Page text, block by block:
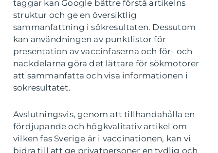
taggar kan Google bättre förstå artikelns
struktur och ge en översiktlig
sammanfattning i sökresultaten. Dessutom
kan användningen av punktlistor för
presentation av vaccinfaserna och för- och
nackdelarna göra det lättare för sökmotorer
att sammanfatta och visa informationen i
sökresultatet.
Avslutningsvis, genom att tillhandahålla en
fördjupande och högkvalitativ artikel om
vilken fas Sverige är i vaccinationen, kan vi
bidra till att ge privatpersoner en tydlig och